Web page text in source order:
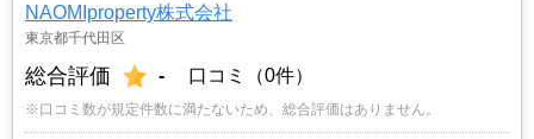
NAOMIproperty株式会社
東京都千代田区
総合評価 - 口コミ（0件）
※口コミ数が規定件数に満たないため、総合評価はありません。